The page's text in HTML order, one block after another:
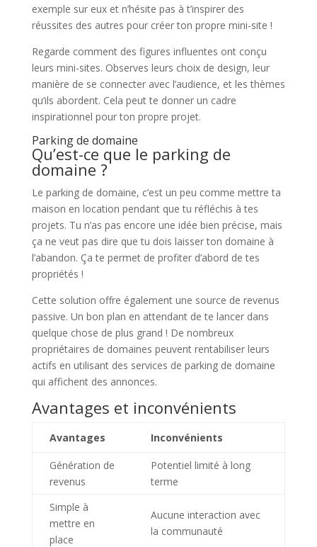
exemple sur eux et n’hésite pas à t’inspirer des
réussites des autres pour créer ton propre mini-site !
Regarde comment des figures influentes ont conçu
leurs mini-sites. Observes leurs choix de design, leur
manière de se connecter avec l’audience, et les thèmes
qu’ils abordent. Cela peut te donner un cadre
inspirationnel pour ton propre projet.
Parking de domaine
Qu’est-ce que le parking de
domaine ?
Le parking de domaine, c’est un peu comme mettre ta
maison en location pendant que tu réfléchis à tes
projets. Tu n’as pas encore une idée bien précise, mais
ça ne veut pas dire que tu dois laisser ton domaine à
l’abandon. Ça te permet de profiter d’abord de tes
propriétés !
Cette solution offre également une source de revenus
passive. Un bon plan en attendant de te lancer dans
quelque chose de plus grand ! De nombreux
propriétaires de domaines peuvent rentabiliser leurs
actifs en utilisant des services de parking de domaine
qui affichent des annonces.
Avantages et inconvénients
Avantages Inconvénients
Génération de
revenus
Potentiel limité à long
terme
Simple à
mettre en
place
Aucune interaction avec
la communauté